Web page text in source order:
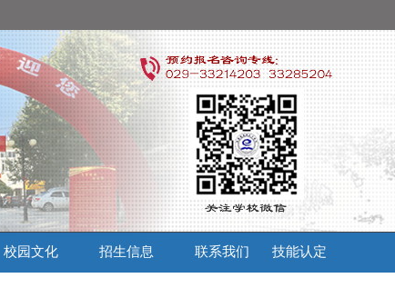
校园文化 招生信息 联系我们 技能认定